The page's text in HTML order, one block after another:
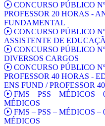
CONCURSO PÚBLICO
PROFESSOR 20 HORAS -
FUNDAMENTAL
CONCURSO PÚBLICO
ASSISTENTE DE
CONCURSO PÚBLICO
DIVERSOS CARGOS
CONCURSO PÚBLICO
PROFESSOR 40 HORAS -
ENS FUND / PROFESSOR
FMS – PSS – MÉDICOS –
MÉDICOS
FMS – PSS – MÉDICOS –
MÉDICOS